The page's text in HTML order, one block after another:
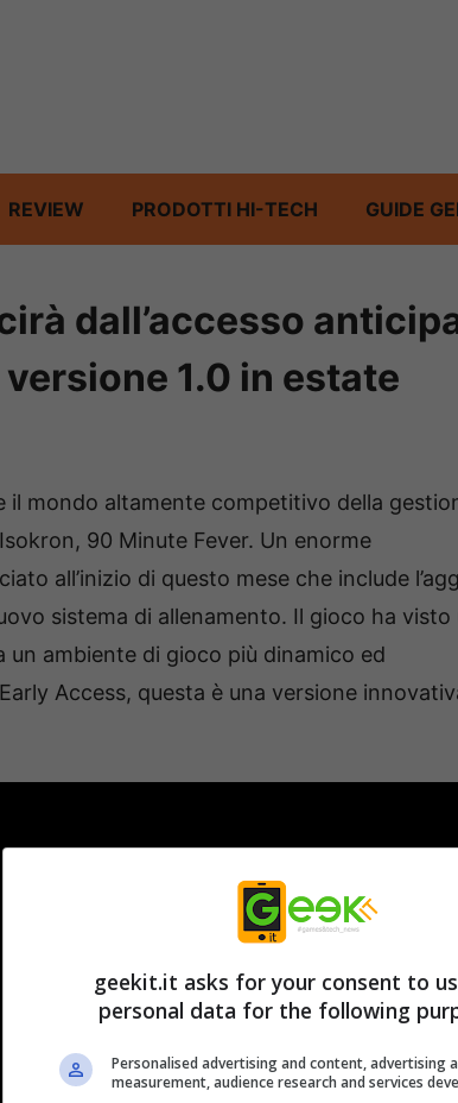
REVIEW PRODOTTI HI-TECH GUIDE
dall’accesso
1.0 in estate
il mondo altamente competitivo della
90 Minute Fever. Un enorme
all’inizio di questo mese che include
sistema di allenamento. Il gioco ha visto
ambiente di gioco più dinamico ed
Access, questa è una versione
geekit.it asks for your consent to
personal data for the following
Personalised advertising and content, advertising
measurement, audience research and services